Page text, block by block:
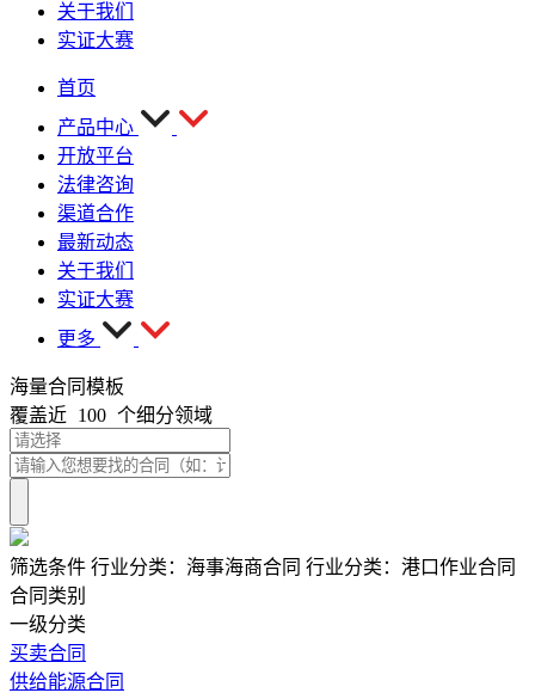
关于我们
实证大赛
首页
产品中心
开放平台
法律咨询
渠道合作
最新动态
关于我们
实证大赛
更多
海量合同模板
覆盖近 100 个细分领域
筛选条件 行业分类： 海事海商合同 行业分类： 港口作业合同
合同类别
一级分类
买卖合同
供给能源合同